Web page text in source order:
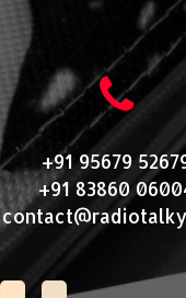
+91 95679
+91 83860